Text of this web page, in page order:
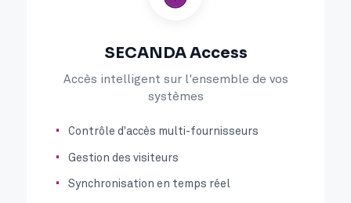
SECANDA Access
Accès intelligent sur l'ensemble de vos
systèmes
Contrôle d'accès multi-fournisseurs
Gestion des visiteurs
Synchronisation en temps réel